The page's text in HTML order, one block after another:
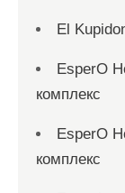
El
EsperO
комплекс
EsperO
комплекс